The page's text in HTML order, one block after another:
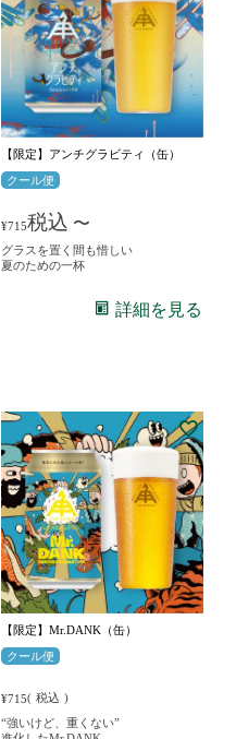
【限定】アンチグラビティ（缶）
クール便
¥715税込 〜
グラスを置く間も惜しい
夏のための一杯
詳細を見る
【限定】Mr.DANK（缶）
クール便
¥715
税込
“強いけど、重くない”